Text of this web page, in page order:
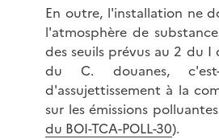
En outre, l'installation ne
l'atmosphère de
des seuils prévus au 2 du I
du C. douanes,
d'assujettissement à la
sur les émissions
du BOI-TCA-POLL-30).